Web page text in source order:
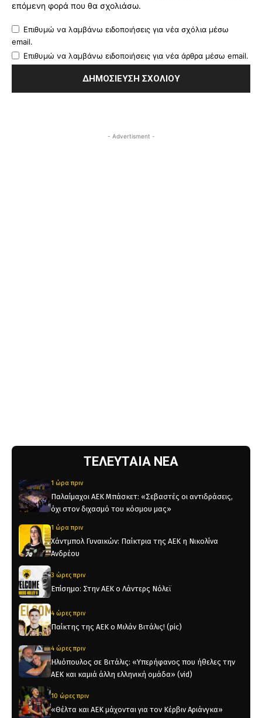
επόμενη φορά που θα σχολιάσω.
Επιθυμώ να λαμβάνω ειδοποιήσεις για νέα σχόλια μέσω
email.
Επιθυμώ να λαμβάνω ειδοποιήσεις για νέα άρθρα μέσω email.
- Advertisment -
ΤΕΛΕΥΤΑΙΑ ΝΕΑ
1 ώρα πριν
Παλαίμαχοι ΑΕΚ Μπάσκετ: «Σεβαστές οι αντιδράσεις,
όχι στον διχασμό του κόσμου μας»
1 ώρα πριν
Χάντμπολ Γυναικών: Παίκτρια της ΑΕΚ η Νικολίνα
Ανδρέου
3 ώρες πριν
Επίσημο: Στην ΑΕΚ ο Λάντερς Νόλεϊ
4 ώρες πριν
Παίκτης της ΑΕΚ ο Μιλάν Βιτάλις! (pic)
4 ώρες πριν
Ηλιόπουλος σε Βιτάλις: «Υπερήφανος που ήθελες την
ΑΕΚ και καμιά άλλη ελληνική ομάδα» (vid)
10 ώρες πριν
«Θέλτα και ΑΕΚ μάχονται για τον Κέρβιν Αριάνγκα»